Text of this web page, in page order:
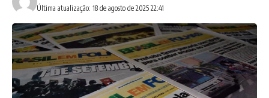
Última atualização: 18 de agosto de 2025 22:41